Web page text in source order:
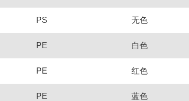
PS 无色
PE 白色
PE 红色
PE 蓝色